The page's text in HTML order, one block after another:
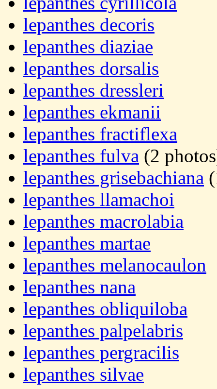
lepanthes decoris
lepanthes diaziae
lepanthes dorsalis
lepanthes dressleri
lepanthes ekmanii
lepanthes fractiflexa
lepanthes fulva (2
lepanthes grisebachiana
lepanthes llamachoi
lepanthes macrolabia
lepanthes martae
lepanthes melanocaulon
lepanthes nana
lepanthes obliquiloba
lepanthes palpelabris
lepanthes pergracilis
lepanthes silvae